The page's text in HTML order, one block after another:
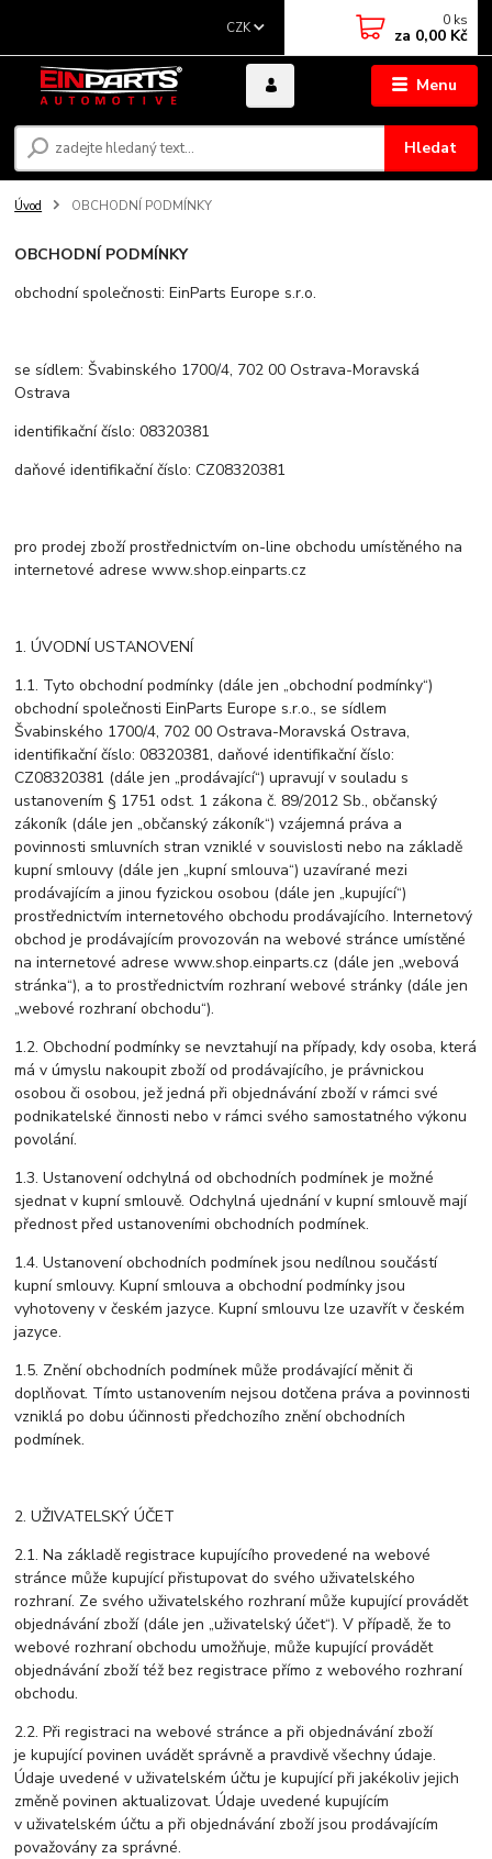
Menu
CZK
Hledat
0 ks
za 0,00 Kč
Úvod OBCHODNÍ PODMÍNKY
OBCHODNÍ PODMÍNKY
obchodní společnosti: EinParts Europe s.r.o.
se sídlem: Švabinského 1700/4, 702 00 Ostrava-Moravská
Ostrava
identifikační číslo: 08320381
daňové identifikační číslo: CZ08320381
pro prodej zboží prostřednictvím on-line obchodu umístěného na
internetové adrese www.shop.einparts.cz
1. ÚVODNÍ USTANOVENÍ
1.1. Tyto obchodní podmínky (dále jen „obchodní podmínky“)
obchodní společnosti EinParts Europe s.r.o., se sídlem
Švabinského 1700/4, 702 00 Ostrava-Moravská Ostrava,
identifikační číslo: 08320381, daňové identifikační číslo:
CZ08320381 (dále jen „prodávající“) upravují v souladu s
ustanovením § 1751 odst. 1 zákona č. 89/2012 Sb., občanský
zákoník (dále jen „občanský zákoník“) vzájemná práva a
povinnosti smluvních stran vzniklé v souvislosti nebo na základě
kupní smlouvy (dále jen „kupní smlouva“) uzavírané mezi
prodávajícím a jinou fyzickou osobou (dále jen „kupující“)
prostřednictvím internetového obchodu prodávajícího. Internetový
obchod je prodávajícím provozován na webové stránce umístěné
na internetové adrese www.shop.einparts.cz (dále jen „webová
stránka“), a to prostřednictvím rozhraní webové stránky (dále jen
„webové rozhraní obchodu“).
1.2. Obchodní podmínky se nevztahují na případy, kdy osoba, která
má v úmyslu nakoupit zboží od prodávajícího, je právnickou
osobou či osobou, jež jedná při objednávání zboží v rámci své
podnikatelské činnosti nebo v rámci svého samostatného výkonu
povolání.
1.3. Ustanovení odchylná od obchodních podmínek je možné
sjednat v kupní smlouvě. Odchylná ujednání v kupní smlouvě mají
přednost před ustanoveními obchodních podmínek.
1.4. Ustanovení obchodních podmínek jsou nedílnou součástí
kupní smlouvy. Kupní smlouva a obchodní podmínky jsou
vyhotoveny v českém jazyce. Kupní smlouvu lze uzavřít v českém
jazyce.
1.5. Znění obchodních podmínek může prodávající měnit či
doplňovat. Tímto ustanovením nejsou dotčena práva a povinnosti
vzniklá po dobu účinnosti předchozího znění obchodních
podmínek.
2. UŽIVATELSKÝ ÚČET
2.1. Na základě registrace kupujícího provedené na webové
stránce může kupující přistupovat do svého uživatelského
rozhraní. Ze svého uživatelského rozhraní může kupující provádět
objednávání zboží (dále jen „uživatelský účet“). V případě, že to
webové rozhraní obchodu umožňuje, může kupující provádět
objednávání zboží též bez registrace přímo z webového rozhraní
obchodu.
2.2. Při registraci na webové stránce a při objednávání zboží
je kupující povinen uvádět správně a pravdivě všechny údaje.
Údaje uvedené v uživatelském účtu je kupující při jakékoliv jejich
změně povinen aktualizovat. Údaje uvedené kupujícím
v uživatelském účtu a při objednávání zboží jsou prodávajícím
považovány za správné.